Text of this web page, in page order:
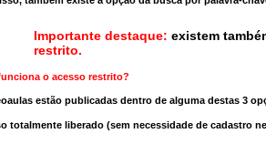
Importante destaque: existem
restrito.
o acesso restrito?
estão publicadas dentro de alguma destas 3
totalmente liberado (sem necessidade de cadastro